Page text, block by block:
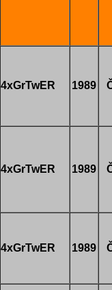
4xGrTwER 1989
4xGrTwER 1989
4xGrTwER 1989